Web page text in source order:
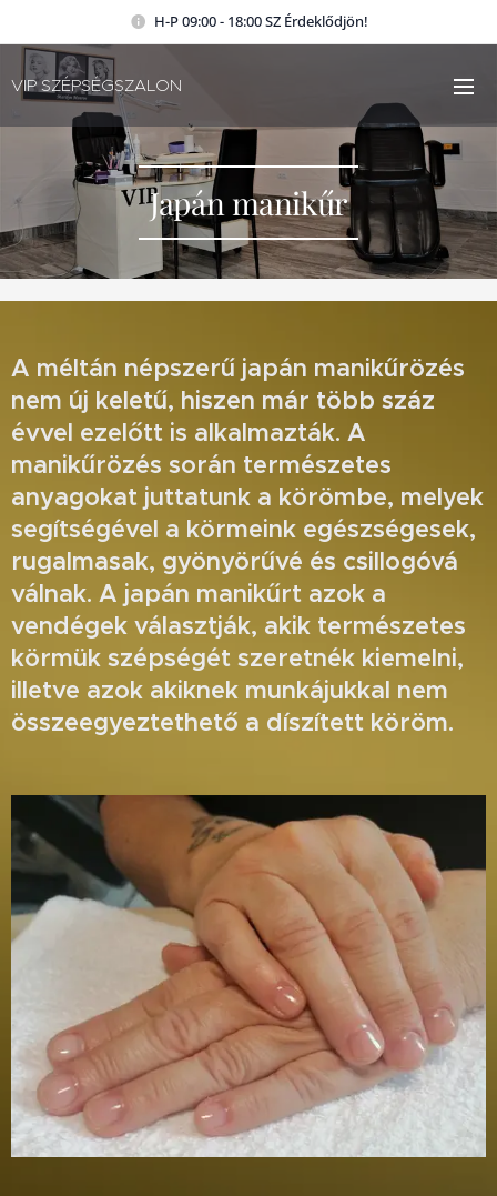
H-P 09:00 - 18:00 SZ Érdeklődjön!
VIP SZÉPSÉGSZALON
Japán manikűr
A méltán népszerű japán manikűrözés
nem új keletű, hiszen már több száz
évvel ezelőtt is alkalmazták. A
manikűrözés során természetes
anyagokat juttatunk a körömbe, melyek
segítségével a körmeink egészségesek,
rugalmasak, gyönyörűvé és csillogóvá
válnak. A japán manikűrt azok a
vendégek választják, akik természetes
körmük szépségét szeretnék kiemelni,
illetve azok akiknek munkájukkal nem
összeegyeztethető a díszített köröm.